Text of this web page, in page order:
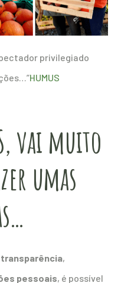
privilegiado
HUMUS
vai muito
umas
transparência,
pessoais, é possível